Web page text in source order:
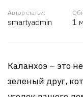
Автор статьи:
smartyadmin 1
Каланхоэ – это
зеленый друг,